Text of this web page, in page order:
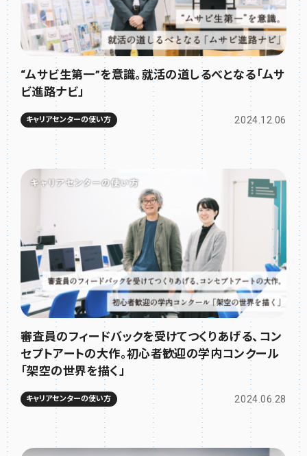
“ムサビ生第一”を意識。就活の道しるべとなる「ムサ
ビ進路ナビ」
キャリアセンターの使い方 2024.12.06
審査員のフィードバックを受けてつくりあげる、コン
セプトアートの大作。初心者歓迎の学内コンクール
「架空の世界を描く」
キャリアセンターの使い方 2024.06.28